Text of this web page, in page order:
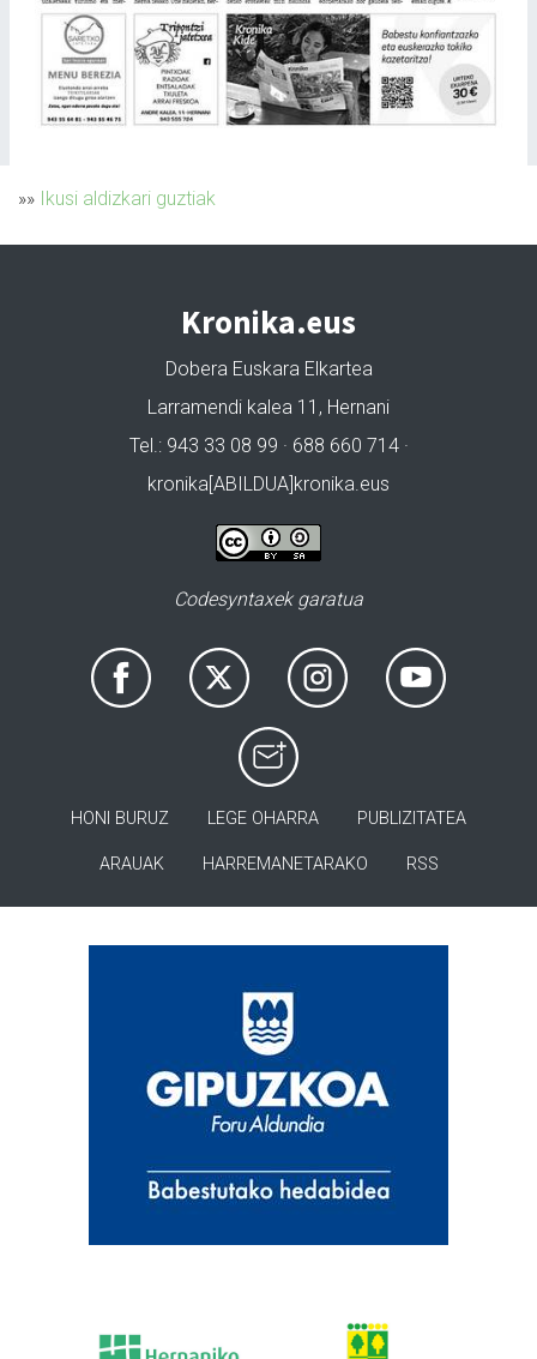
»» Ikusi aldizkari guztiak
Kronika.eus
Dobera Euskara Elkartea
Larramendi kalea 11, Hernani
Tel.: 943 33 08 99 · 688 660 714 ·
kronika[ABILDUA]kronika.eus
Codesyntaxek garatua
HONI BURUZ LEGE OHARRA PUBLIZITATEA
ARAUAK HARREMANETARAKO RSS